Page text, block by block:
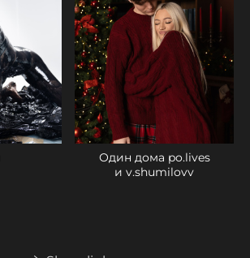
Один дома po.lives
и v.shumilovv